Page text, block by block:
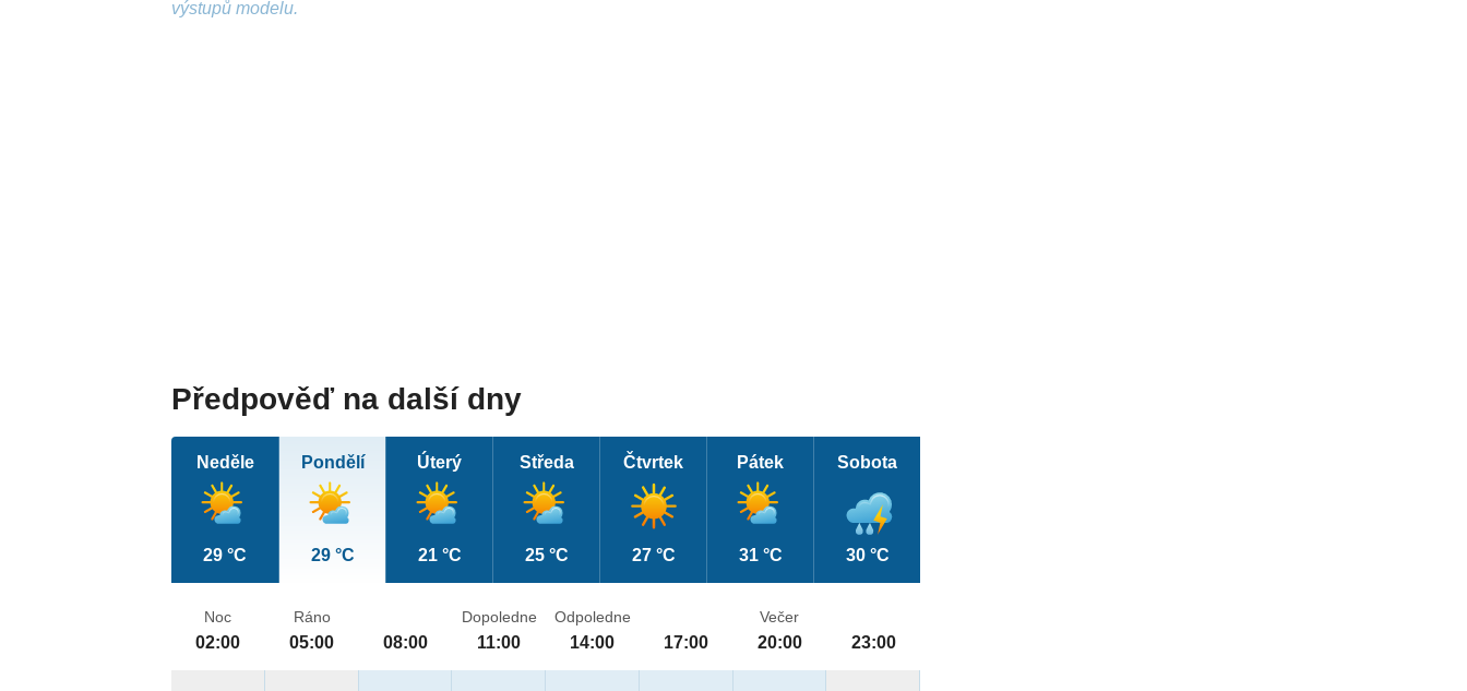
výstupů modelu.
Předpověď na další dny
Neděle
29 °C
Pondělí
29 °C
Úterý
21 °C
Středa
25 °C
Čtvrtek
27 °C
Pátek
31 °C
Sobota
30 °C
Noc
02:00
Ráno
05:00 08:00
Dopoledne
11:00
Odpoledne
14:00 17:00
Večer
20:00 23:00